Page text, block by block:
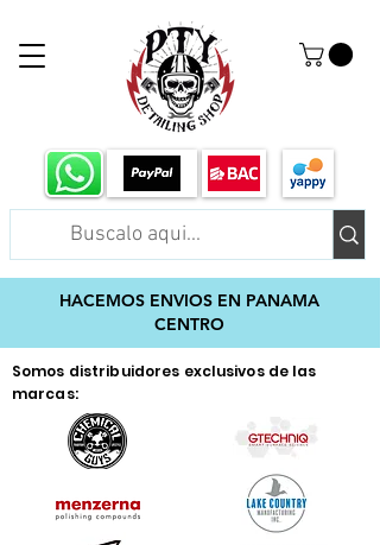
HACEMOS ENVIOS EN PANAMA
CENTRO
Somos distribuidores exclusivos de las
marcas: